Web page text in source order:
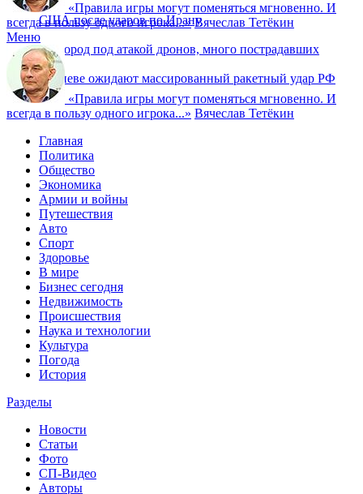
США после ударов по Ирану
Белгород под атакой дронов, много пострадавших
В Киеве ожидают массированный ракетный удар РФ
«Правила игры могут поменяться мгновенно. И
всегда в пользу одного игрока...» Вячеслав Тетёкин
Меню
«Правила игры могут поменяться мгновенно. И
всегда в пользу одного игрока...» Вячеслав Тетёкин
Главная
Политика
Общество
Экономика
Армии и войны
Путешествия
Авто
Спорт
Здоровье
В мире
Бизнес сегодня
Недвижимость
Происшествия
Наука и технологии
Культура
Погода
История
Разделы
Новости
Статьи
Фото
СП-Видео
Авторы